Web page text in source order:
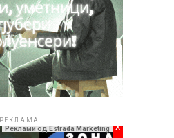
РЕКЛАМА
Реклами од Estrada Marketing x